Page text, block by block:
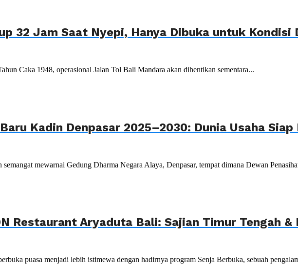
32 Jam Saat Nyepi, Hanya Dibuka untuk Kondisi
Caka 1948, operasional Jalan Tol Bali Mandara akan dihentikan sementara...
Kadin Denpasar 2025–2030: Dunia Usaha
semangat mewarnai Gedung Dharma Negara Alaya, Denpasar, tempat dimana Dewan
Restaurant Aryaduta Bali: Sajian Timur Tengah &
puasa menjadi lebih istimewa dengan hadirnya program Senja Berbuka, sebuah